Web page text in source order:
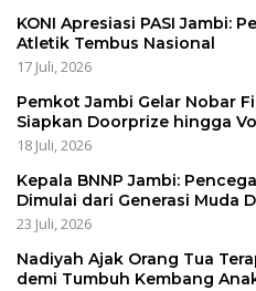
KONI Apresiasi PASI Jambi:
Atletik Tembus Nasional
17 Juli, 2026
Pemkot Jambi Gelar Nobar
Siapkan Doorprize hingga
18 Juli, 2026
Kepala BNNP Jambi:
Dimulai dari Generasi Muda
23 Juli, 2026
Nadiyah Ajak Orang Tua
demi Tumbuh Kembang